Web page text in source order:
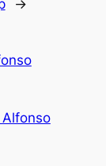
→
Alfonso